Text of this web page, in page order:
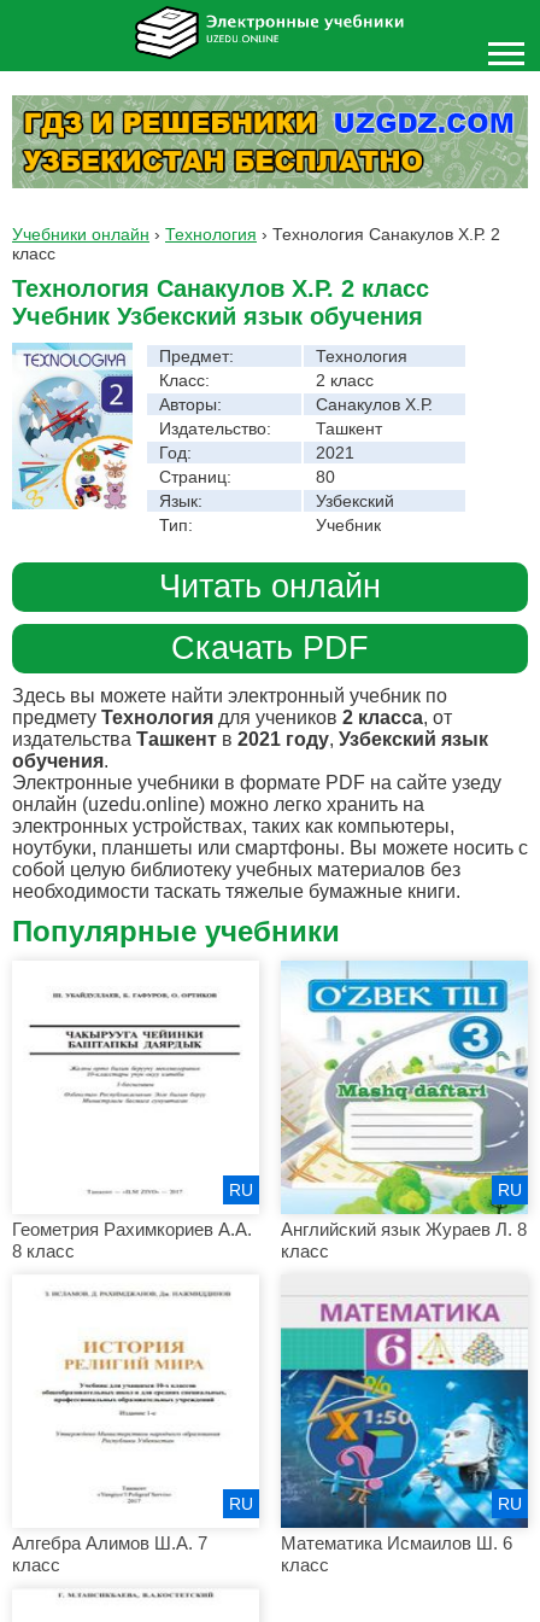
Учебники онлайн › Технология › Технология Санакулов Х.Р. 2
класс
Технология Санакулов Х.Р. 2 класс
Учебник Узбекский язык обучения
Предмет:
Технология
Класс:
2 класс
Авторы:
Санакулов Х.Р.
Издательство:
Ташкент
Год:
2021
Страниц:
80
Язык:
Узбекский
Тип:
Учебник
Читать онлайн
Скачать PDF
Здесь вы можете найти электронный учебник по
предмету Технология для учеников 2 класса, от
издательства Ташкент в 2021 году, Узбекский язык
обучения.
Электронные учебники в формате PDF на сайте узеду
онлайн (uzedu.online) можно легко хранить на
электронных устройствах, таких как компьютеры,
ноутбуки, планшеты или смартфоны. Вы можете носить с
собой целую библиотеку учебных материалов без
необходимости таскать тяжелые бумажные книги.
Популярные учебники
Геометрия Рахимкориев А.А.
8 класс
RU
Английский язык Жураев Л. 8
класс
RU
Алгебра Алимов Ш.А. 7
класс
RU
Математика Исмаилов Ш. 6
класс
RU